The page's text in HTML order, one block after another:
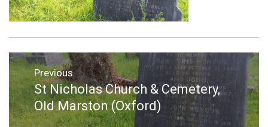
Navigation
de
l’article
Previous
Previous
post:
St Nicholas Church & Cemetery,
Old Marston (Oxford)